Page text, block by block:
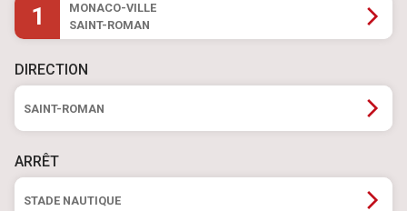
1
MONACO-VILLE
SAINT-ROMAN
DIRECTION
SAINT-ROMAN
ARRÊT
STADE NAUTIQUE